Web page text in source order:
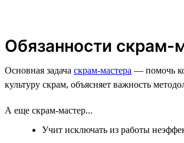
Обязанности скрам-
Основная задача скрам-мастера — помочь
культуру скрам, объясняет важность
А еще скрам-мастер...
Учит исключать из работы